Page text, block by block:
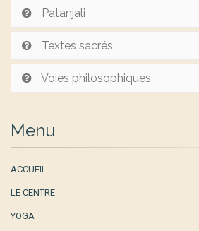
Patanjali
Textes sacrés
Voies philosophiques
Menu
ACCUEIL
LE CENTRE
YOGA